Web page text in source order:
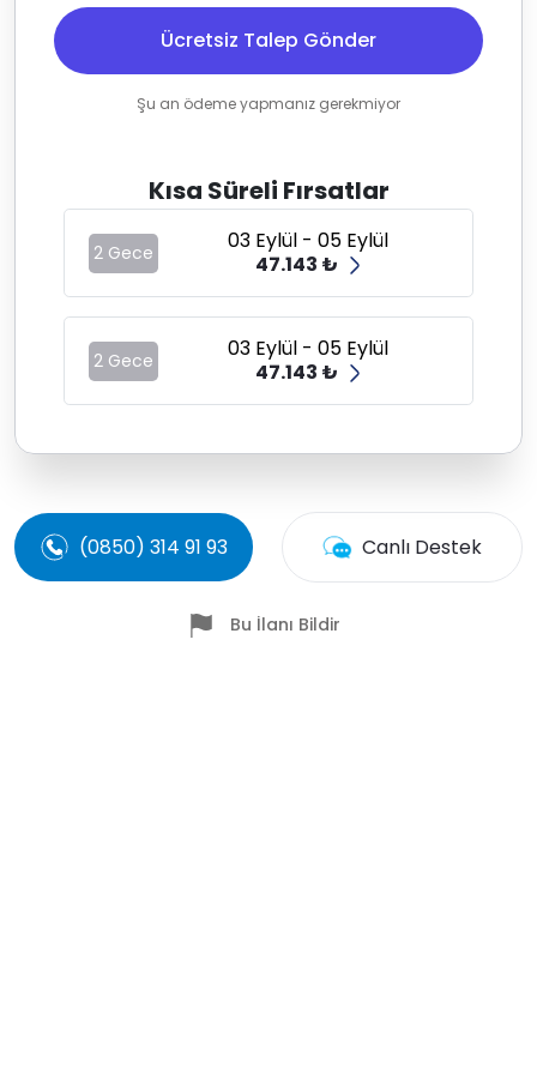
Ücretsiz Talep Gönder
Şu an ödeme yapmanız gerekmiyor
Kısa Süreli Fırsatlar
2 Gece
03 Eylül - 05 Eylül
47.143 ₺
2 Gece
03 Eylül - 05 Eylül
47.143 ₺
(0850) 314 91 93 Canlı Destek
Bu İlanı Bildir